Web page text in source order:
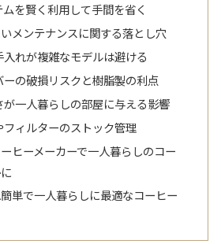
を賢く利用して手間を省く
メンテナンスに関する落とし穴
れが複雑なモデルは避ける
の破損リスクと樹脂製の利点
一人暮らしの部屋に与える影響
ィルターのストック管理
ヒーメーカーで一人暮らしのコー
単で一人暮らしに最適なコーヒー